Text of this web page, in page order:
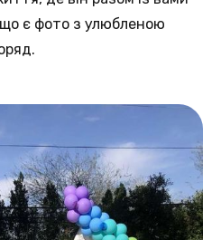
є фото з улюбленою